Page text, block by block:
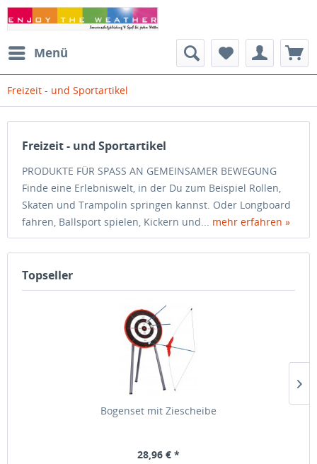
Menü
Freizeit - und Sportartikel
Freizeit - und Sportartikel
PRODUKTE FÜR SPASS AN GEMEINSAMER BEWEGUNG
Finde eine Erlebniswelt, in der Du zum Beispiel Rollen,
Skaten und Trampolin springen kannst. Oder Longboard
fahren, Ballsport spielen, Kickern und... mehr erfahren »
Topseller
Bogenset mit Ziescheibe
28,96 € *